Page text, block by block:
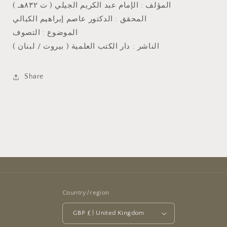
المؤلف : الإمام عبد الكريم الجيلي ( ت ٨٣٢هـ )
المحقق : الدكتور عاصم إبراهيم الكيالي
الموضوع : التصوف
الناشر : دار الكتب العلمية ( بيروت / لبنان )
Share
Country/region
GBP £ | United Kingdom